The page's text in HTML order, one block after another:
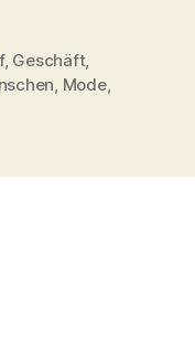
, Geschäft,
, Mode,